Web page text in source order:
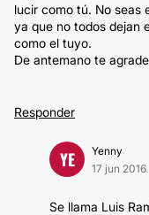
lucir como tú. No seas
ya que no todos dejan
como el tuyo.
De antemano te
Responder
YE
Yenny
17 jun 2016
Se llama Luis